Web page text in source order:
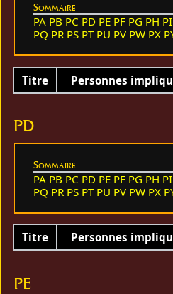
Sommaire
PA PB PC PD PE PF PG PH PI
PQ PR PS PT PU PV PW PX
Titre Personnes
PD
Sommaire
PA PB PC PD PE PF PG PH PI
PQ PR PS PT PU PV PW PX
Titre Personnes
PE